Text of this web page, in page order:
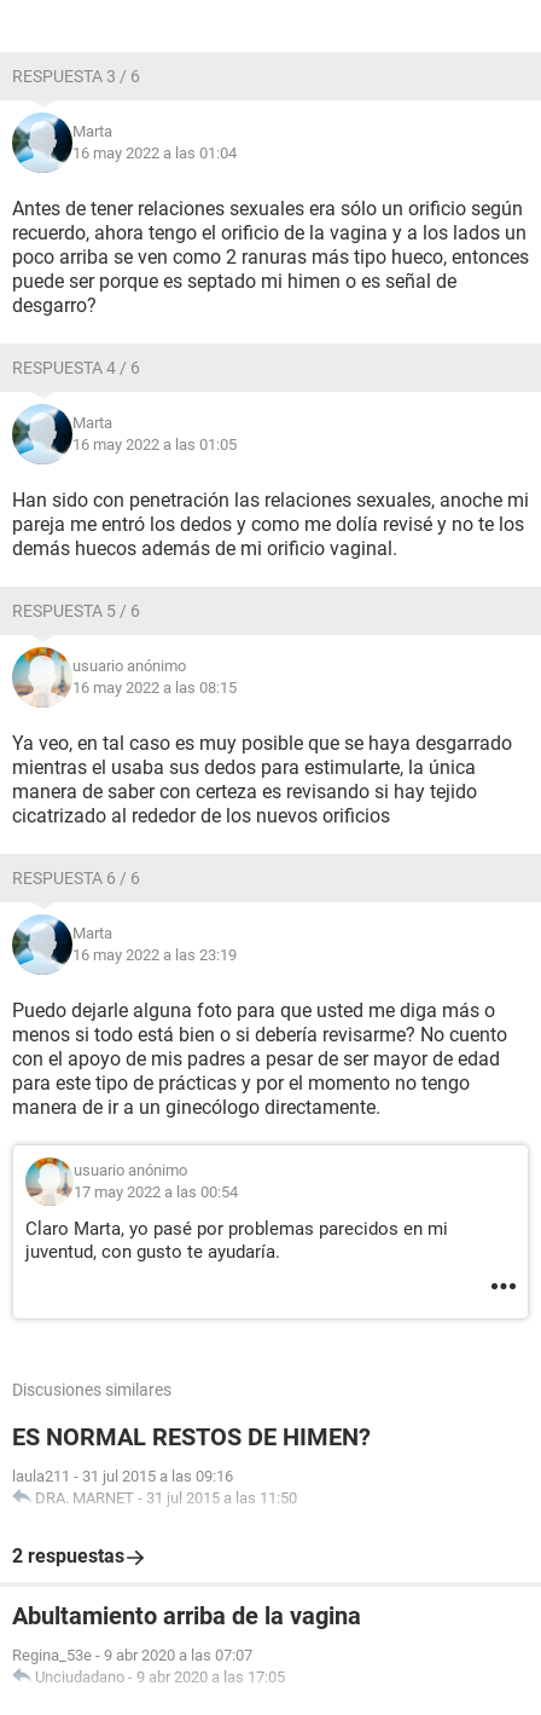
RESPUESTA 3 / 6
Marta
16 may 2022 a las 01:04
Antes de tener relaciones sexuales era sólo un orificio según
recuerdo, ahora tengo el orificio de la vagina y a los lados un
poco arriba se ven como 2 ranuras más tipo hueco, entonces
puede ser porque es septado mi himen o es señal de
desgarro?
RESPUESTA 4 / 6
Marta
16 may 2022 a las 01:05
Han sido con penetración las relaciones sexuales, anoche mi
pareja me entró los dedos y como me dolía revisé y no te los
demás huecos además de mi orificio vaginal.
RESPUESTA 5 / 6
usuario anónimo
16 may 2022 a las 08:15
Ya veo, en tal caso es muy posible que se haya desgarrado
mientras el usaba sus dedos para estimularte, la única
manera de saber con certeza es revisando si hay tejido
cicatrizado al rededor de los nuevos orificios
RESPUESTA 6 / 6
Marta
16 may 2022 a las 23:19
Puedo dejarle alguna foto para que usted me diga más o
menos si todo está bien o si debería revisarme? No cuento
con el apoyo de mis padres a pesar de ser mayor de edad
para este tipo de prácticas y por el momento no tengo
manera de ir a un ginecólogo directamente.
usuario anónimo
17 may 2022 a las 00:54
Claro Marta, yo pasé por problemas parecidos en mi
juventud, con gusto te ayudaría.
Discusiones similares
ES NORMAL RESTOS DE HIMEN?
laula211 - 31 jul 2015 a las 09:16
DRA. MARNET - 31 jul 2015 a las 11:50
2 respuestas
Abultamiento arriba de la vagina
Regina_53e - 9 abr 2020 a las 07:07
Unciudadano - 9 abr 2020 a las 17:05